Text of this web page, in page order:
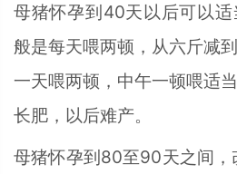
母猪怀孕到40天以后可以
般是每天喂两顿，从六斤减
一天喂两顿，中午一顿喂适
长肥，以后难产。
母猪怀孕到80至90天之间